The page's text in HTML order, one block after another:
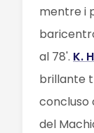
mentre i
al 78'. K.
brillante
concluso
del